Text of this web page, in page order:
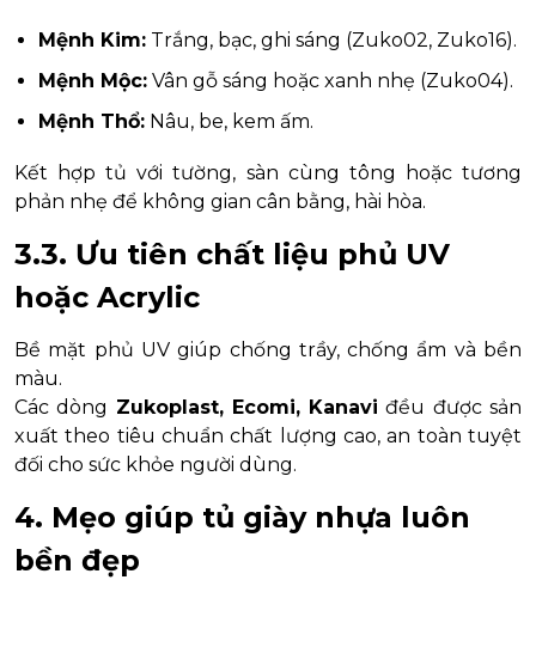
Mệnh Kim: Trắng, bạc, ghi sáng (Zuko02, Zuko16).
Mệnh Mộc: Vân gỗ sáng hoặc xanh nhẹ (Zuko04).
Mệnh Thổ: Nâu, be, kem ấm.
Kết hợp tủ với tường, sàn cùng tông hoặc tương
phản nhẹ để không gian cân bằng, hài hòa.
3.3. Ưu tiên chất liệu phủ UV
hoặc Acrylic
Bề mặt phủ UV giúp chống trầy, chống ẩm và bền
màu.
Các dòng Zukoplast, Ecomi, Kanavi đều được sản
xuất theo tiêu chuẩn chất lượng cao, an toàn tuyệt
đối cho sức khỏe người dùng.
4. Mẹo giúp tủ giày nhựa luôn
bền đẹp